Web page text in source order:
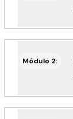
Módulo 2: